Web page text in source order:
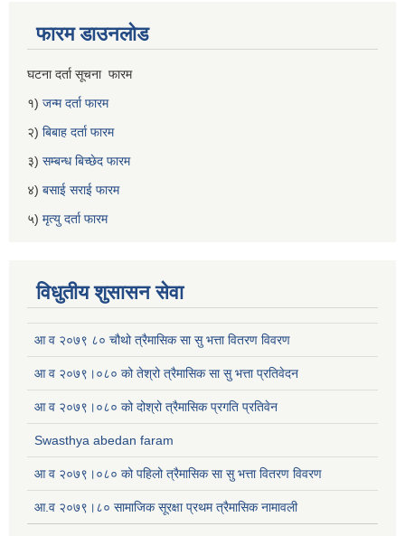
फारम डाउनलोड
घटना दर्ता सूचना फारम
१) जन्म दर्ता फारम
२) बिबाह दर्ता फारम
३) सम्बन्ध बिच्छेद फारम
४) बसाई सराई फारम
५) मृत्यु दर्ता फारम
विधुतीय शुसासन सेवा
आ व २०७९ ८० चौथो त्रैमासिक सा सु भत्ता वितरण विवरण
आ व २०७९।०८० को तेश्रो त्रैमासिक सा सु भत्ता प्रतिवेदन
आ व २०७९।०८० को दोश्रो त्रैमासिक प्रगति प्रतिवेन
Swasthya abedan faram
आ व २०७९।०८० को पहिलो त्रैमासिक सा सु भत्ता वितरण विवरण
आ.व २०७९।८० सामाजिक सूरक्षा प्रथम त्रैमासिक नामावली